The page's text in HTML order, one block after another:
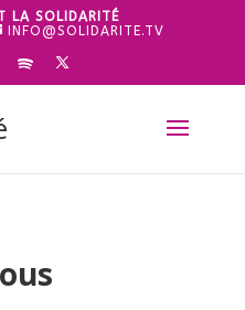
LA SOLIDARITÉ
INFO@SOLIDARITE.TV